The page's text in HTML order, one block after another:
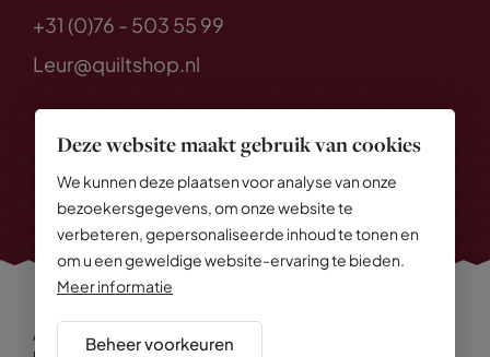
Deze website maakt gebruik van cookies
We kunnen deze plaatsen voor analyse van onze
bezoekersgegevens, om onze website te
verbeteren, gepersonaliseerde inhoud te tonen en
om u een geweldige website-ervaring te bieden.
Meer informatie
Beheer voorkeuren
+31 (0)76 - 503 55 99
Leur@quiltshop.nl
Alle rechten voorbehouden